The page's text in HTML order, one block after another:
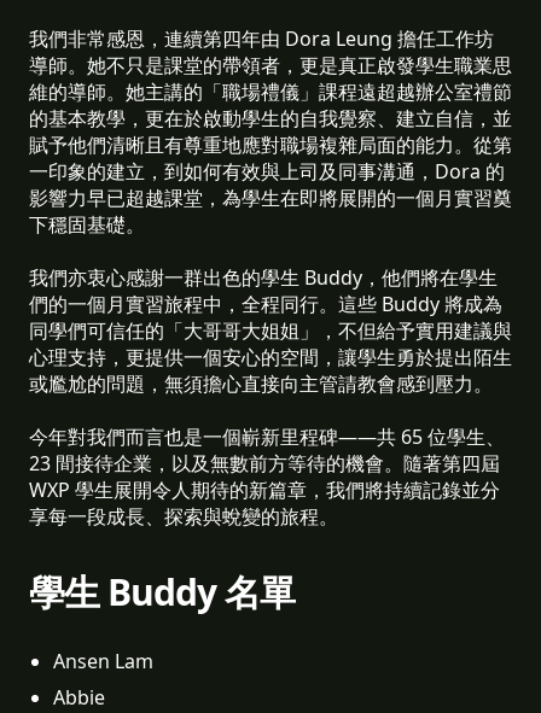
我們非常感恩，連續第四年由 Dora Leung 擔任工作坊
導師。她不只是課堂的帶領者，更是真正啟發學生職業思
維的導師。她主講的「職場禮儀」課程遠超越辦公室禮節
的基本教學，更在於啟動學生的自我覺察、建立自信，並
賦予他們清晰且有尊重地應對職場複雜局面的能力。從第
一印象的建立，到如何有效與上司及同事溝通，Dora 的
影響力早已超越課堂，為學生在即將展開的一個月實習奠
下穩固基礎。
我們亦衷心感謝一群出色的學生 Buddy，他們將在學生
們的一個月實習旅程中，全程同行。這些 Buddy 將成為
同學們可信任的「大哥哥大姐姐」，不但給予實用建議與
心理支持，更提供一個安心的空間，讓學生勇於提出陌生
或尷尬的問題，無須擔心直接向主管請教會感到壓力。
今年對我們而言也是一個嶄新里程碑——共 65 位學生、
23 間接待企業，以及無數前方等待的機會。隨著第四屆
WXP 學生展開令人期待的新篇章，我們將持續記錄並分
享每一段成長、探索與蛻變的旅程。
學生 Buddy 名單
Ansen Lam
Abbie